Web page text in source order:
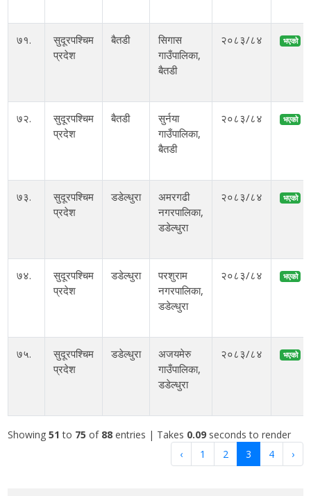
७१.
सुदूरपश्चिम
प्रदेश
बैतडी
सिगास
गाउँपालिका,
बैतडी
२०८३/८४ भएको
७२.
सुदूरपश्चिम
प्रदेश
बैतडी
सुर्नया
गाउँपालिका,
बैतडी
२०८३/८४ भएको
७३.
सुदूरपश्चिम
प्रदेश
डडेल्धुरा
अमरगढी
नगरपालिका,
डडेल्धुरा
२०८३/८४ भएको
७४.
सुदूरपश्चिम
प्रदेश
डडेल्धुरा
परशुराम
नगरपालिका,
डडेल्धुरा
२०८३/८४ भएको
७५.
सुदूरपश्चिम
प्रदेश
डडेल्धुरा
अजयमेरु
गाउँपालिका,
डडेल्धुरा
२०८३/८४ भएको
Showing51 to 75of 88 entries | Takes 0.09 seconds to render
‹
1 2 3 4 ›